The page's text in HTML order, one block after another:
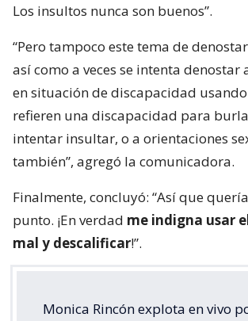
Los insultos nunca son buenos”.
“Pero tampoco este tema de
así como a veces se intenta denostar
en situación de discapacidad
refieren una discapacidad para
intentar insultar, o a orientaciones
también”, agregó la comunicadora.
Finalmente, concluyó: “Así que
punto. ¡En verdad me indigna usar
mal y descalificar!”.
Monica Rincón explota en vivo